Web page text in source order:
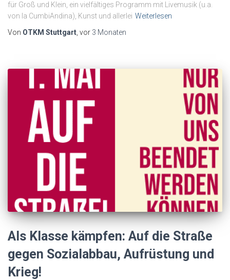
für Groß und Klein, ein vielfältiges Programm mit Livemusik (u.a.
von la CumbiAndina), Kunst und allerlei Weiterlesen
Von OTKM Stuttgart, vor 3 Monaten
Als Klasse kämpfen: Auf die Straße
gegen Sozialabbau, Aufrüstung und
Krieg!